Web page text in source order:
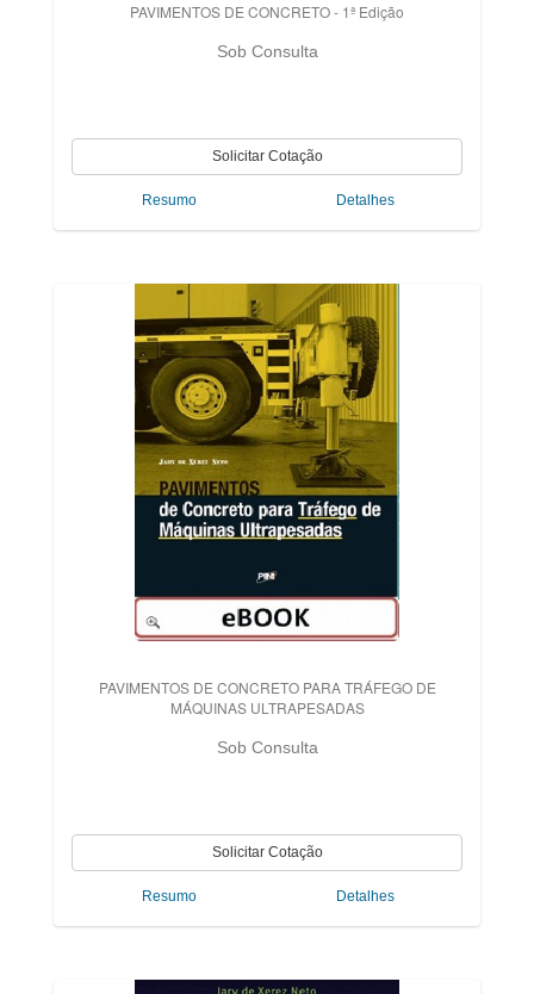
PAVIMENTOS DE CONCRETO - 1ª Edição
Sob Consulta
Resumo Detalhes
PAVIMENTOS DE CONCRETO PARA TRÁFEGO DE
MÁQUINAS ULTRAPESADAS
Sob Consulta
Resumo Detalhes